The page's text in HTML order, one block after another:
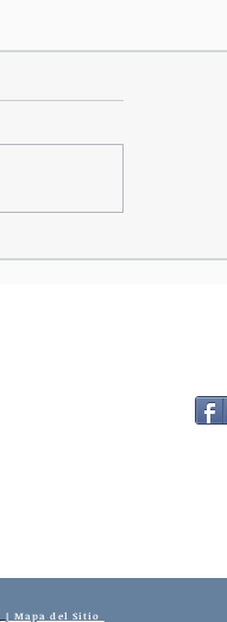
| Mapa del Sitio